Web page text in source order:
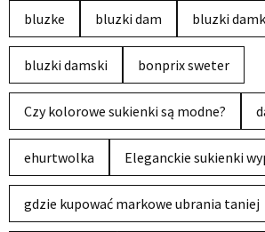
bluzke bluzki dam bluzki
bluzki damski bonprix sweter
Czy kolorowe sukienki są modne?
ehurtwolka Eleganckie sukienki
gdzie kupować markowe ubrania taniej